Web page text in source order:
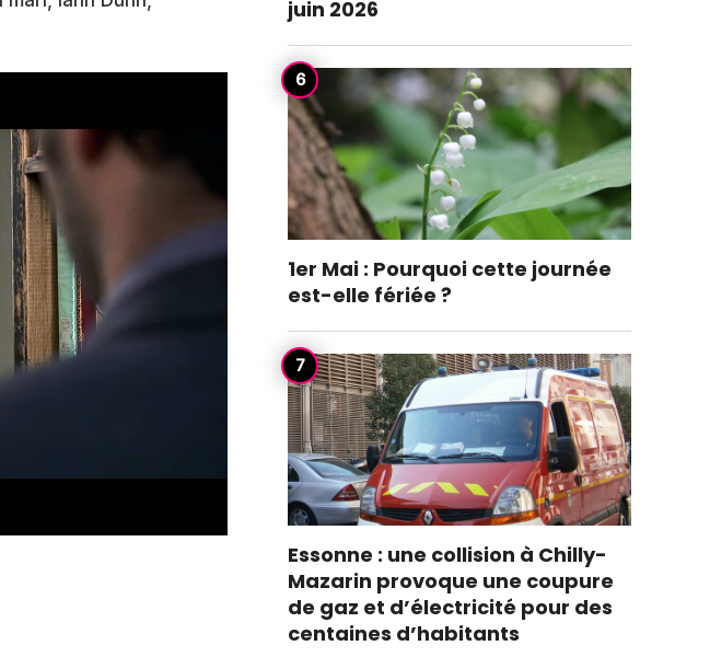
juin 2026
1er Mai : Pourquoi cette journée
est-elle fériée ?
Essonne : une collision à Chilly-
Mazarin provoque une coupure
de gaz et d’électricité pour des
centaines d’habitants